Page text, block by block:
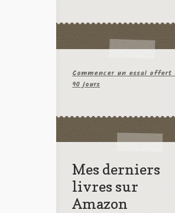
Commencer un essai offert
90 jours
Mes derniers
livres sur
Amazon